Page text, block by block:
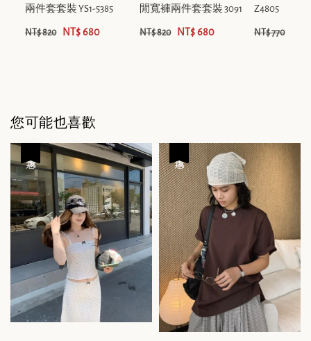
兩件套套裝 YS1-5385
NT$ 820 NT$ 680
閒寬褲兩件套套裝 3091
NT$ 820 NT$ 680
Z4805
NT$ 770
您可能也喜歡